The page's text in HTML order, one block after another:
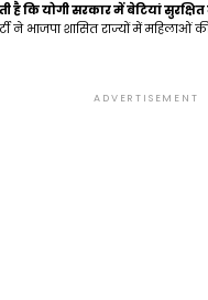
है कि योगी सरकार में बेटियां सुरक्षित
ने भाजपा शासित राज्यों में महिलाओं
ADVERTISEMENT